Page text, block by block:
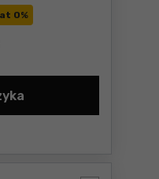
0%
Makita